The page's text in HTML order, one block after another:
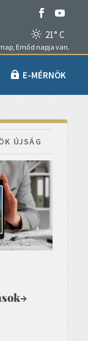
21° C
Emőd napja van.
E-MÉRNÖK
ÚJSÁG
→